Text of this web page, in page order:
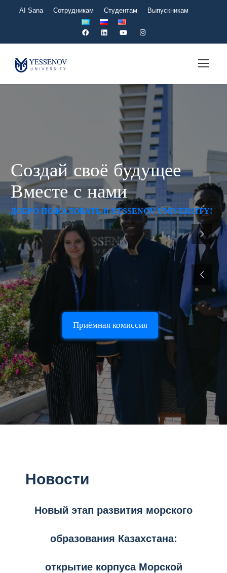
AI Sana Сотрудникам Студентам Выпускникам
ДОБРО ПОЖАЛОВАТЬ В YESSENOV UNIVERSITY!
Создай своё будущее
Вместе с нами
Приёмная комиссия
Новости
Новый этап развития морского
образования Казахстана:
открытие корпуса Морской